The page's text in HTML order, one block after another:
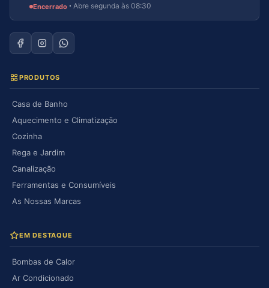
Encerrado · Abre segunda às 08:30
PRODUTOS
Casa de Banho
Aquecimento e Climatização
Cozinha
Rega e Jardim
Canalização
Ferramentas e Consumíveis
As Nossas Marcas
EM DESTAQUE
Bombas de Calor
Ar Condicionado